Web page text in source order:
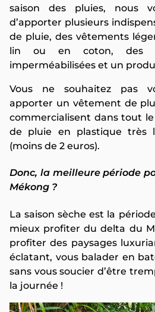
saison des pluies, nous
d’apporter plusieurs
de pluie, des vêtements
lin ou en coton, des
imperméabilisées et un
Vous ne souhaitez pas
apporter un vêtement de
commercialisent dans tout
de pluie en plastique très
(moins de 2 euros).
Donc, la meilleure période
Mékong ?
La saison sèche est la
mieux profiter du delta du
profiter des paysages
éclatant, vous balader en
sans vous soucier d’être
la journée !